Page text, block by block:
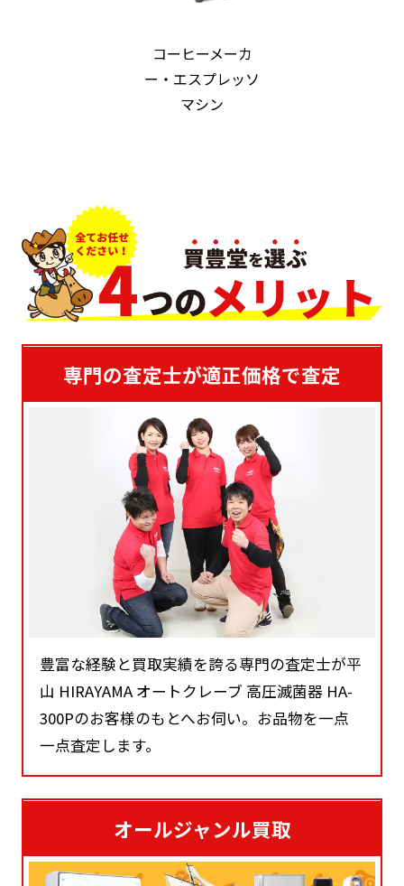
コーヒーメーカ
ー・エスプレッソ
マシン
専門の査定士が適正価格で査定
豊富な経験と買取実績を誇る専門の査定士が平
山 HIRAYAMA オートクレーブ 高圧滅菌器 HA-
300Pのお客様のもとへお伺い。お品物を一点
一点査定します。
オールジャンル買取